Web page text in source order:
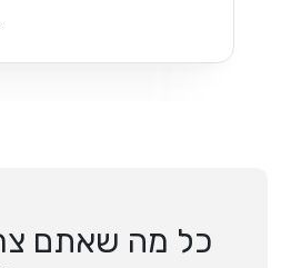
כל מה שאתם